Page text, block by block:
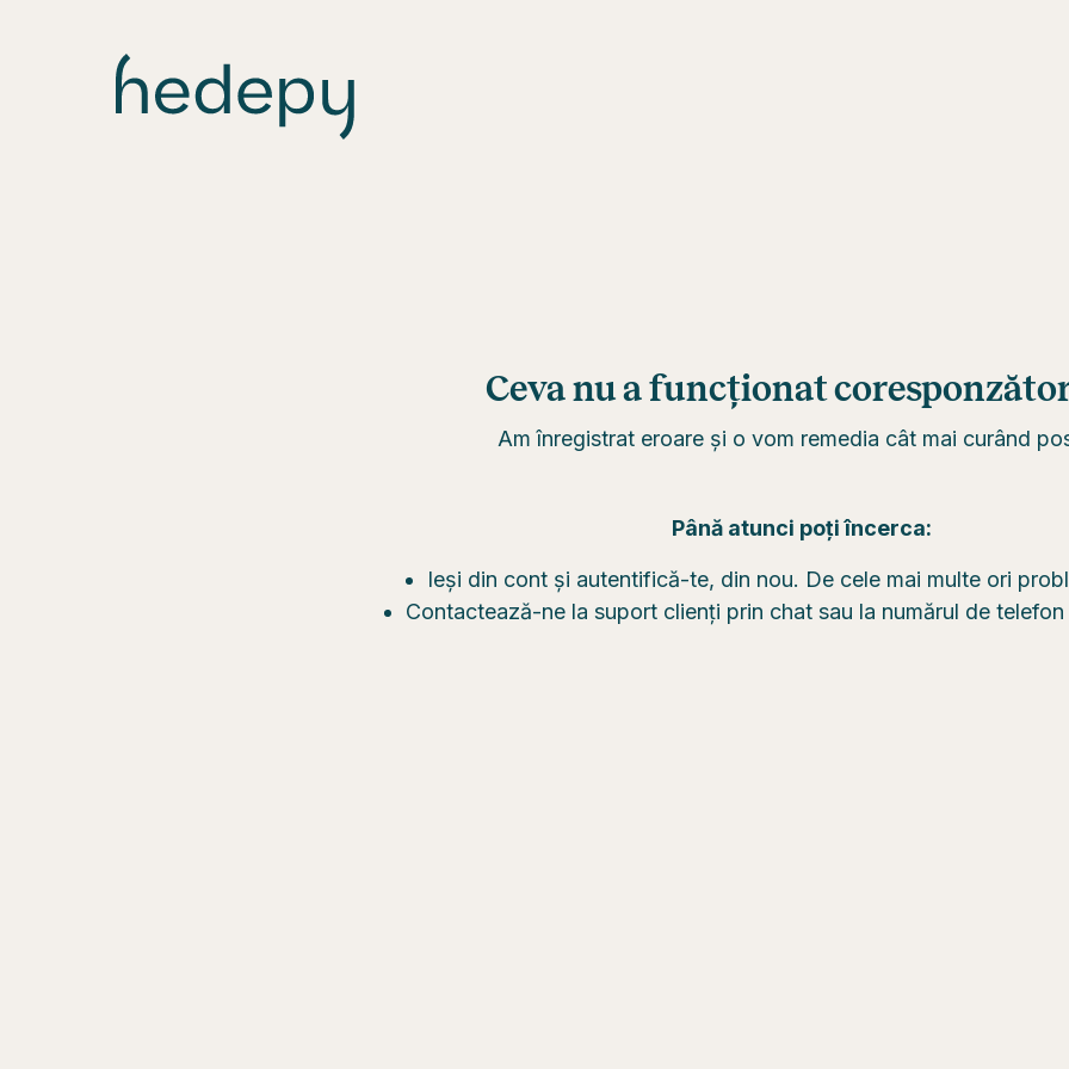
Ceva nu a funcționat
Am înregistrat eroare și o vom remedia cât mai curând
Până atunci poți încerca:
Ieși din cont și autentifică-te, din nou. De cele mai multe ori
Contactează-ne la suport clienți prin chat sau la numărul de